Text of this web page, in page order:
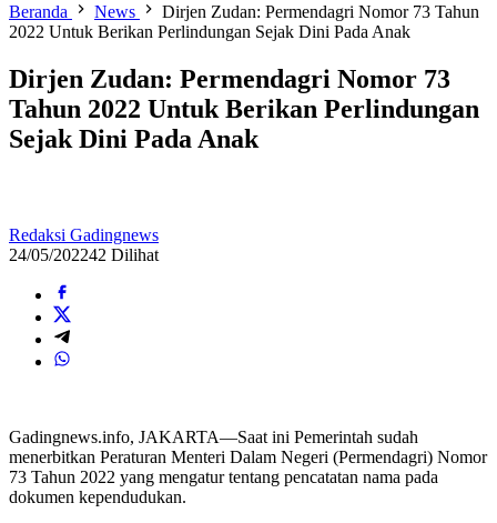
Beranda
News
Dirjen Zudan: Permendagri Nomor 73 Tahun
2022 Untuk Berikan Perlindungan Sejak Dini Pada Anak
Dirjen Zudan: Permendagri Nomor 73
Tahun 2022 Untuk Berikan Perlindungan
Sejak Dini Pada Anak
Redaksi Gadingnews
24/05/202242 Dilihat
Gadingnews.info, JAKARTA—Saat ini Pemerintah sudah
menerbitkan Peraturan Menteri Dalam Negeri (Permendagri) Nomor
73 Tahun 2022 yang mengatur tentang pencatatan nama pada
dokumen kependudukan.